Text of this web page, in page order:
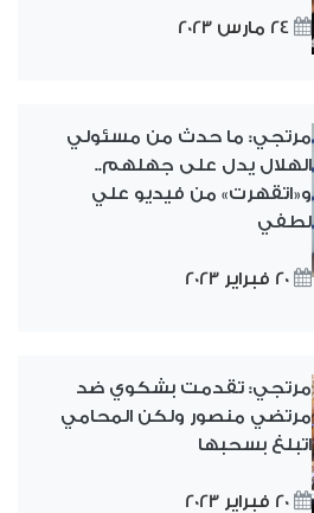
24 مارس 2023
مرتجي: ما حدث من مسئولي
الهلال يدل على جهلهم..
و«اتقهرت» من فيديو علي
لطفي
20 فبراير 2023
مرتجي: تقدمت بشكوي ضد
مرتضي منصور ولكن المحامي
اتبلغ بسحبها
20 فبراير 2023